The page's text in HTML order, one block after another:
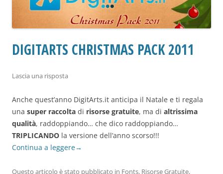
DIGITARTS CHRISTMAS PACK 2011
Lascia una risposta
Anche quest’anno DigitArts.it anticipa il Natale e ti regala
una super raccolta di risorse gratuite, ma di altrissima
qualità, raddoppiando… che dico raddoppiando…
TRIPLICANDO la versione dell’anno scorso!!!
Continua a leggere→
Questo articolo è stato pubblicato in Fonts, Risorse Gratuite,